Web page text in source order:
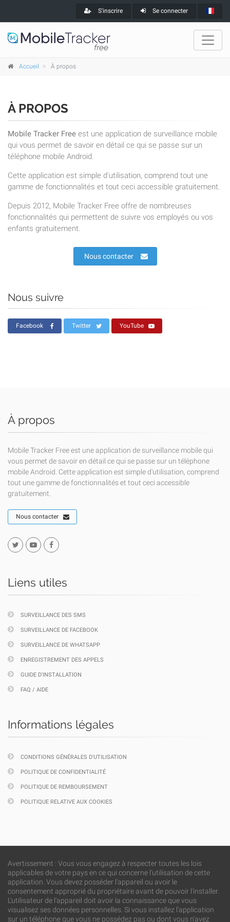
S'inscrire Se connecter
Accueil À propos
À PROPOS
Mobile Tracker Free est une application de surveillance mobile
qui vous permet de savoir en détail ce qui se passe sur un
téléphone mobile Android.
Cette application est simple d'utilisation, comprend tout une
gamme de fonctionnalités et tout ceci accessible gratuitement.
Depuis 2012, Mobile Tracker Free offre de nombreuses
fonctionnalités qui permettent de suivre vos employés ou vos
enfants gratuitement.
Nous contacter
Nous suivre
Facebook Twitter YouTube
À propos
Mobile Tracker Free est une application de surveillance mobile qui
vous permet de savoir en détail ce qui se passe sur un téléphone
mobile Android. Cette application est simple d'utilisation, comprend
tout une gamme de fonctionnalités et tout ceci accessible
gratuitement.
Nous contacter
Liens utiles
SURVEILLANCE DES SMS
SURVEILLANCE DE FACEBOOK
SURVEILLANCE DE WHATSAPP
ENREGISTREMENT DES APPELS
GUIDE D'INSTALLATION
FAQ / AIDE
Informations légales
CONDITIONS GÉNÉRALES D'UTILISATION
POLITIQUE DE CONFIDENTIALITÉ
POLITIQUE DE REMBOURSEMENT
POLITIQUE RELATIVE AUX COOKIES
Avertissement : Vous vous engagez à respecter toutes les lois
applicables de votre pays en ce qui concerne l'utilisation de cette
application. Vous devez posséder l'appareil ou avoir le
consentement approprié du propriétaire avant de pouvoir l'installer.
L'utilisateur de l'appareil doit avoir la connaissance que vous
visualisez ses données personnelles. Si vous installez l'application
sur un téléphone que vous ne possédez pas ou dont vous n'avez